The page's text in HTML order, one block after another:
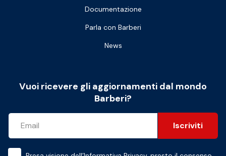
Documentazione
Parla con Barberi
News
Vuoi ricevere gli aggiornamenti dal mondo
Barberi?
Iscriviti